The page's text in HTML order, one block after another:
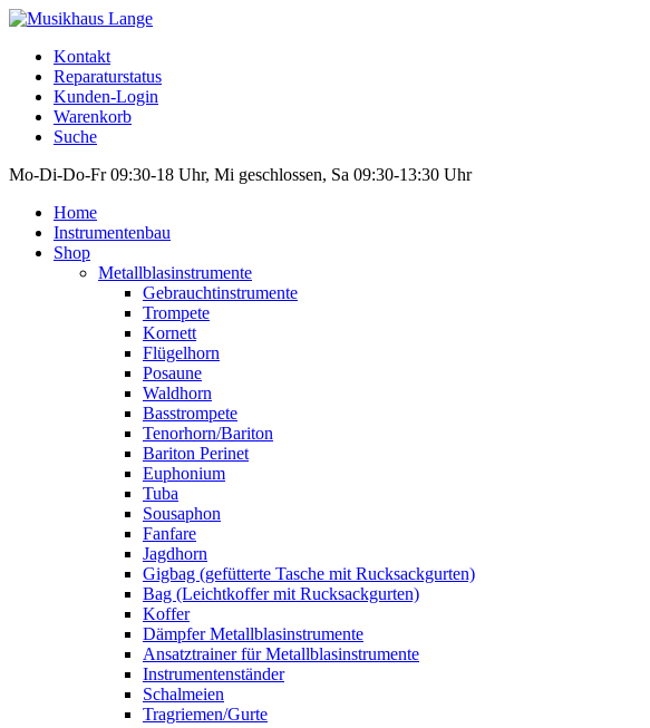
Kontakt
Reparaturstatus
Kunden-Login
Warenkorb
Suche
Mo-Di-Do-Fr 09:30-18 Uhr, Mi geschlossen, Sa 09:30-13:30 Uhr
Home
Instrumentenbau
Shop
Metallblasinstrumente
Gebrauchtinstrumente
Trompete
Kornett
Flügelhorn
Posaune
Waldhorn
Basstrompete
Tenorhorn/Bariton
Bariton Perinet
Euphonium
Tuba
Sousaphon
Fanfare
Jagdhorn
Gigbag (gefütterte Tasche mit Rucksackgurten)
Bag (Leichtkoffer mit Rucksackgurten)
Koffer
Dämpfer Metallblasinstrumente
Ansatztrainer für Metallblasinstrumente
Instrumentenständer
Schalmeien
Tragriemen/Gurte